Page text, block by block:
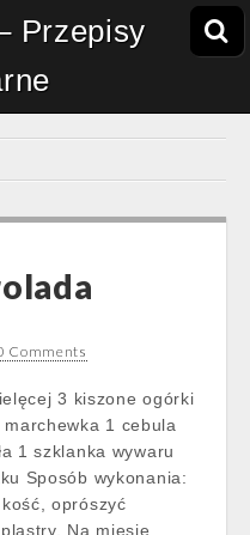
Przepisy
Comments
3 kiszone ogórki
1 cebula
1 szklanka wywaru
Sposób wykonania:
oprószyć
Na mięsie